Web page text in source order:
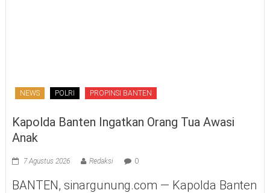
NEWS POLRI PROPINSI BANTEN
Kapolda Banten Ingatkan Orang Tua Awasi
Anak
7 Agustus 2026 Redaksi 0
BANTEN, sinargunung.com — Kapolda Banten